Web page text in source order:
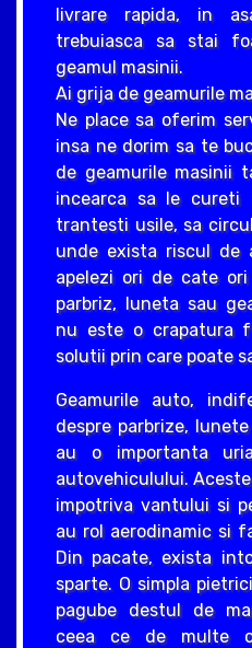
livrare rapida, in
trebuiasca sa stai
geamul masinii.
Ai grija de geamurile
Ne place sa oferim
insa ne dorim sa te
de geamurile masinii
incearca sa le
trantesti usile, sa
unde exista riscul de
apelezi ori de cate
parbriz, luneta sau
nu este o crapatura
solutii prin care poate
Geamurile auto,
despre parbrize,
au o importanta
autovehiculului.
impotriva vantului si
au rol aerodinamic si
Din pacate, exista
sparte. O simpla
pagube destul de
ceea ce de multe